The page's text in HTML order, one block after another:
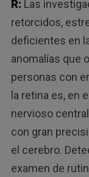
R: Las
retorcidos,
deficientes en
anomalías que
personas con
la retina es, en
nervioso
con gran
el cerebro.
examen de